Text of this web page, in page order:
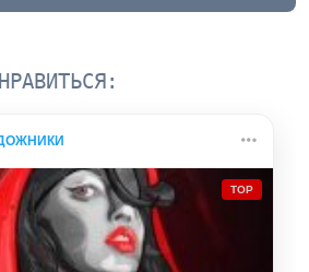
TOP